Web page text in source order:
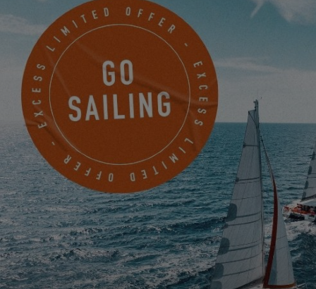
Treten Sie demExcess Lab
bei, um mit unseren Spezialisten und
Schiffsarchitekten zu interagieren und sich an der Entwicklung
der Katamarane von morgen zu beteiligen. Wir erwarten Sie!
KOMMEN SIE AN BORD DER EXCESS 14 MIT DEM
GIORNALE DELLA VELA
22.12.22